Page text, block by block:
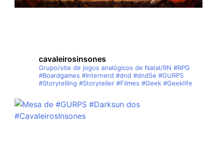
cavaleirosinsones
Grupo/site de jogos analógicos de Natal/RN #RPG
#Boardgames #Internerd #dnd #dnd5e #GURPS
#Storytelling #Storyteller #Filmes #Geek #Geeklife